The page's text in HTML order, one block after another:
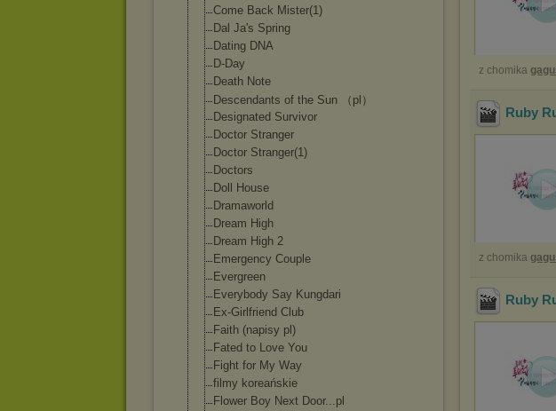
Come Back Mister(1)
Dal Ja's Spring
Dating DNA
D-Day
Death Note
Descendants of the Sun （pl）
Designated Survivor
Doctor Stranger
Doctor Stranger(1)
Doctors
Doll House
Dramaworld
Dream High
Dream High 2
Emergency Couple
Evergreen
Everybody Say Kungdari
Ex-Girlfriend Club
Faith (napisy pl)
Fated to Love You
Fight for My Way
filmy koreańskie
Flower Boy Next Door...pl
z chomika
Ruby
z chomika
Ruby